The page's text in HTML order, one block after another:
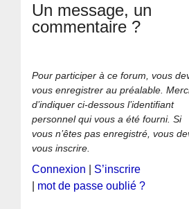
Un message, un
commentaire ?
Pour participer à ce forum, vous
vous enregistrer au préalable.
d’indiquer ci-dessous l’identifiant
personnel qui vous a été fourni. Si
vous n’êtes pas enregistré, vous
vous inscrire.
Connexion
S’inscrire
mot de passe oublié ?